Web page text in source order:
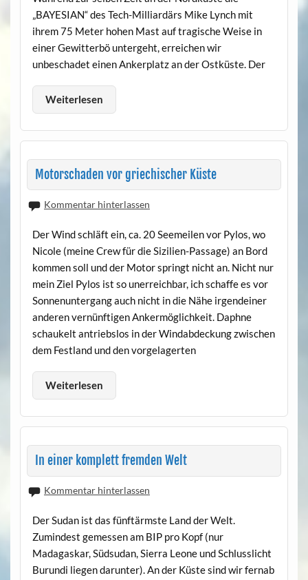
„BAYESIAN“ des Tech-Milliardärs Mike Lynch mit
ihrem 75 Meter hohen Mast auf tragische Weise in
einer Gewitterbö untergeht, erreichen wir
unbeschadet einen Ankerplatz an der Ostküste. Der
Weiterlesen
Motorschaden vor griechischer Küste
Kommentar hinterlassen
Der Wind schläft ein, ca. 20 Seemeilen vor Pylos, wo
Nicole (meine Crew für die Sizilien-Passage) an Bord
kommen soll und der Motor springt nicht an. Nicht nur
mein Ziel Pylos ist so unerreichbar, ich schaffe es vor
Sonnenuntergang auch nicht in die Nähe irgendeiner
anderen vernünftigen Ankermöglichkeit. Daphne
schaukelt antriebslos in der Windabdeckung zwischen
dem Festland und den vorgelagerten
Weiterlesen
In einer komplett fremden Welt
Kommentar hinterlassen
Der Sudan ist das fünftärmste Land der Welt.
Zumindest gemessen am BIP pro Kopf (nur
Madagaskar, Südsudan, Sierra Leone und Schlusslicht
Burundi liegen darunter). An der Küste sind wir fernab